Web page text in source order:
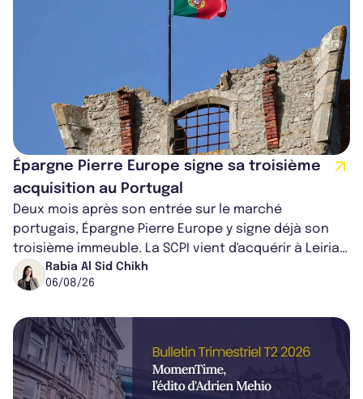
Épargne Pierre Europe signe sa troisième
acquisition au Portugal
Deux mois après son entrée sur le marché
portugais, Épargne Pierre Europe y signe déjà son
troisième immeuble. La SCPI vient d'acquérir à Leiria,
dans le centre du pays, un établis...
Rabia Al Sid Chikh
06/08/26